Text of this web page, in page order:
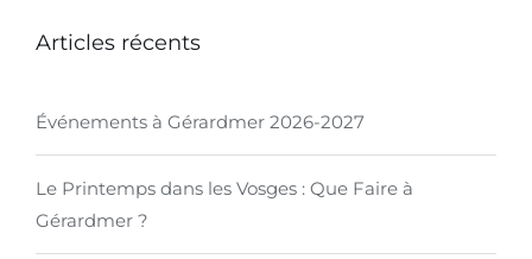
Articles récents
Événements à Gérardmer 2026-2027
Le Printemps dans les Vosges : Que Faire à
Gérardmer ?